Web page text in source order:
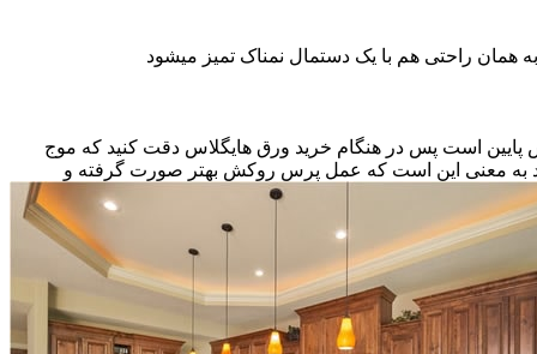
همان راحتی هم با یک دستمال نمناک تمیز میشود
پایین است پس در هنگام خرید ورق هایگلاس دقت کنید که موج
به معنی این است که عمل پرس روکش بهتر صورت گرفته و